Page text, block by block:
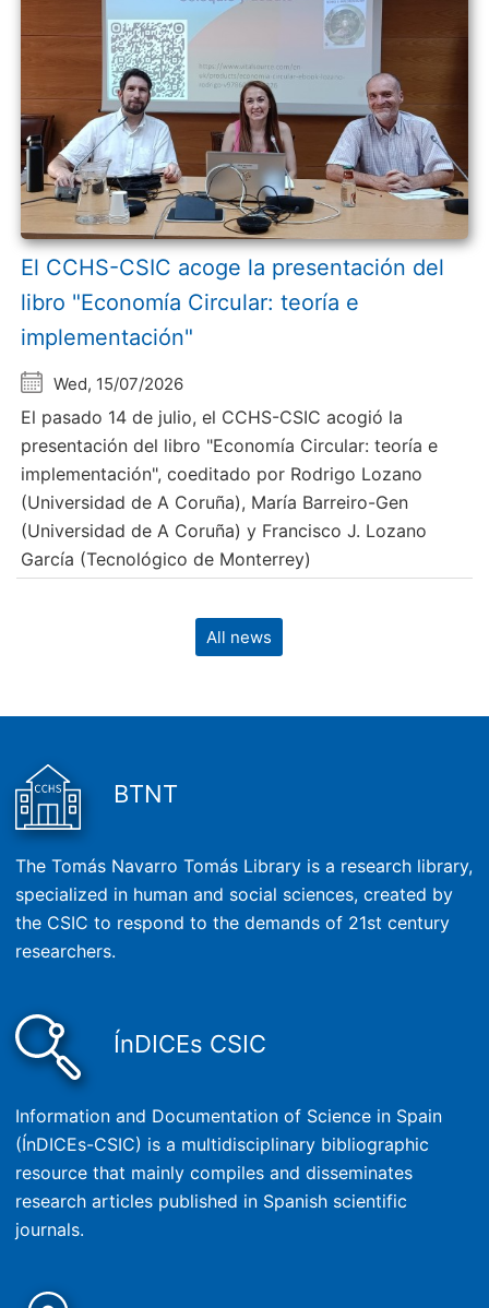
El CCHS-CSIC acoge la presentación del
libro "Economía Circular: teoría e
implementación"
Wed, 15/07/2026
El pasado 14 de julio, el CCHS-CSIC acogió la
presentación del libro "Economía Circular: teoría e
implementación", coeditado por Rodrigo Lozano
(Universidad de A Coruña), María Barreiro-Gen
(Universidad de A Coruña) y Francisco J. Lozano
García (Tecnológico de Monterrey)
All news
BTNT
The Tomás Navarro Tomás Library is a research library,
specialized in human and social sciences, created by
the CSIC to respond to the demands of 21st century
researchers.
ÍnDICEs CSIC
Information and Documentation of Science in Spain
(ÍnDICEs-CSIC) is a multidisciplinary bibliographic
resource that mainly compiles and disseminates
research articles published in Spanish scientific
journals.